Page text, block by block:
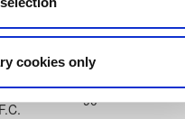
cookies only
91'
F.C.
90'